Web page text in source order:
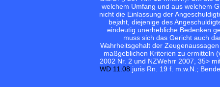
welchem Umfang und aus welchem
nicht die Einlassung der
bejaht, diejenige des
eindeutig unerhebliche Bedenken
muss sich das Gericht auch
Wahrheitsgehalt der
maßgeblichen Kriterien zu ermitteln
2002 Nr. 2 und NZWehrr 2007, 35>
WD 11.08 juris Rn. 19 f. m.w.N.;